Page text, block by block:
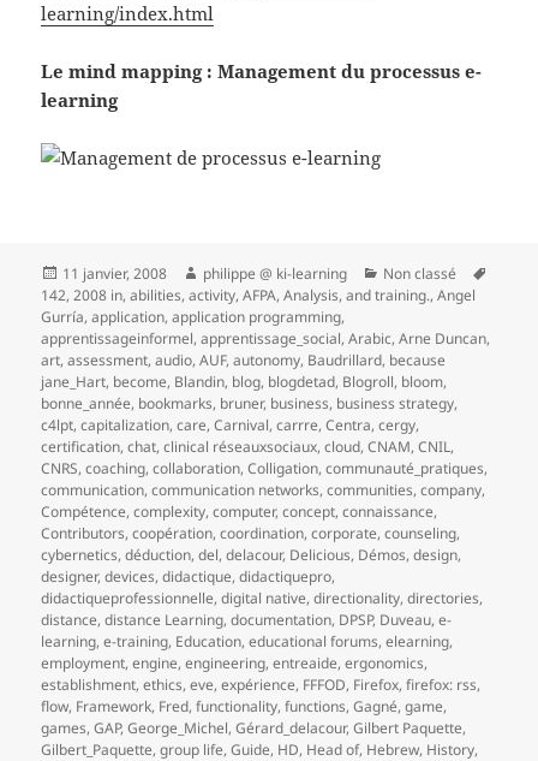
learning/index.html
Le mind mapping : Management du processus e-
learning
Publié
le
11 janvier, 2008 Auteur
philippe @ ki-learning Catégories
Non classé
142,2008 in,abilities,activity,AFPA,Analysis,and training.,Angel
Gurría,application,application programming,
apprentissageinformel,apprentissage_social,Arabic,Arne Duncan,
art,assessment,audio,AUF,autonomy, Baudrillard, because
jane_Hart, become, Blandin, blog, blogdetad, Blogroll, bloom,
bonne_année, bookmarks, bruner, business, business strategy,
c4lpt,capitalization,care,Carnival,carrre,Centra,cergy,
certification,chat,clinical réseauxsociaux,cloud,CNAM,CNIL,
CNRS,coaching,collaboration,Colligation,communauté_pratiques,
communication,communication networks,communities,company,
Compétence,complexity,computer,concept,connaissance,
Contributors,coopération,coordination,corporate,counseling,
cybernetics,déduction,del,delacour, Delicious, Démos,design,
designer,devices,didactique,didactiquepro,
didactiqueprofessionnelle,digital native,directionality,directories,
distance,distance Learning,documentation, DPSP, Duveau,e-
learning,e-training, Education,educational forums,elearning,
employment,engine,engineering,entreaide,ergonomics,
establishment,ethics,eve,expérience, FFFOD, Firefox,firefox: rss,
flow, Framework, Fred,functionality,functions,Gagné,game,
games,GAP,George_Michel,Gérard_delacour,Gilbert Paquette,
Gilbert_Paquette,group life,Guide, HD, Head of, Hebrew, History,